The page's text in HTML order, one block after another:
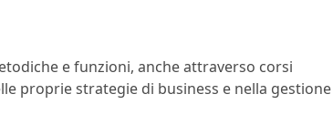
e funzioni, anche attraverso corsi
proprie strategie di business e nella gestione